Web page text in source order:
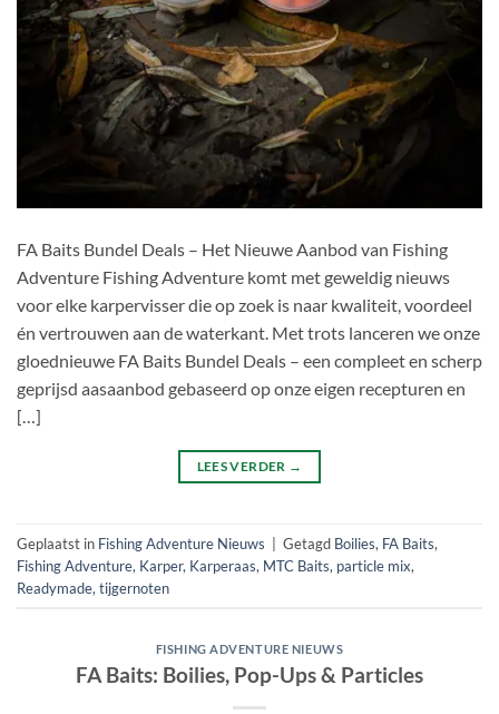
FA Baits Bundel Deals – Het Nieuwe Aanbod van Fishing
Adventure Fishing Adventure komt met geweldig nieuws
voor elke karpervisser die op zoek is naar kwaliteit, voordeel
én vertrouwen aan de waterkant. Met trots lanceren we onze
gloednieuwe FA Baits Bundel Deals – een compleet en scherp
geprijsd aasaanbod gebaseerd op onze eigen recepturen en
[…]
LEES VERDER →
Geplaatst in Fishing Adventure Nieuws Getagd Boilies, FA Baits,
Fishing Adventure, Karper, Karperaas, MTC Baits, particle mix,
Readymade, tijgernoten
FISHING ADVENTURE NIEUWS
FA Baits: Boilies, Pop-Ups & Particles